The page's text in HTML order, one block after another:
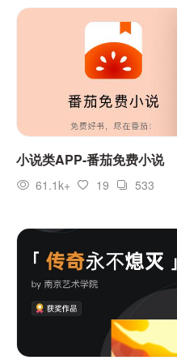
小说类APP-番茄免费小说
61.1k+ 19 533